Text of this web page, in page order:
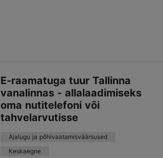
E-raamatuga tuur Tallinna
vanalinnas - allalaadimiseks
oma nutitelefoni või
tahvelarvutisse
Ajalugu ja põhivaatamisväärsused
Keskaegne